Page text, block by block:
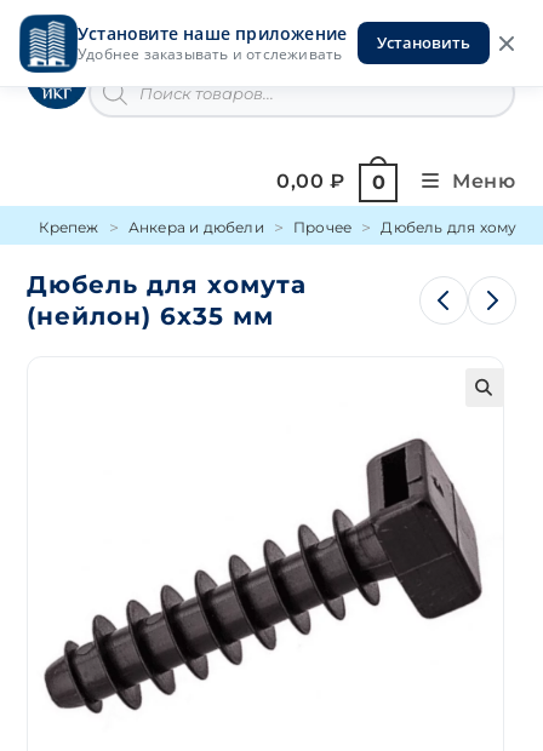
Установите наше приложение
Удобнее заказывать и отслеживать
Установить
Перейти
содержимомуИнструменты на Горской
товаров
0,00₽ 0 Меню
Крепеж Анкера и дюбели Прочее Дюбель для хомута
Дюбель для хомута
(нейлон) 6х35 мм